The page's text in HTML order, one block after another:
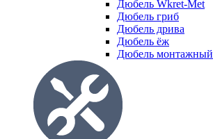
Дюбель Wkret-Met
Дюбель гриб
Дюбель дрива
Дюбель ёж
Дюбель монтажный